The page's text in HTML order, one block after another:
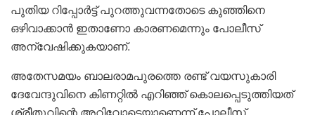
പുതിയ റിപ്പോർട്ട് പുറത്തുവന്നതോടെ കുഞ്ഞിനെ
ഒഴിവാക്കാൻ ഇതാണോ കാരണമെന്നും പോലീസ്
അന്വേഷിക്കുകയാണ്.
അതേസമയം ബാലരാമപുരത്തെ രണ്ട് വയസുകാരി
ദേവേന്ദുവിനെ കിണറ്റിൽ എറിഞ്ഞ് കൊലപ്പെടുത്തിയത്
ശ്രീതുവിന്റെ അറിവോടെയാണെന്ന് പോലീസ്